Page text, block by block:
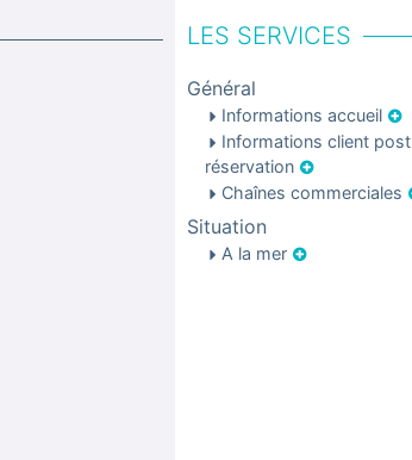
LES SERVICES
Général
Informations accueil
Informations client post
réservation
Chaînes commerciales
Situation
A la mer